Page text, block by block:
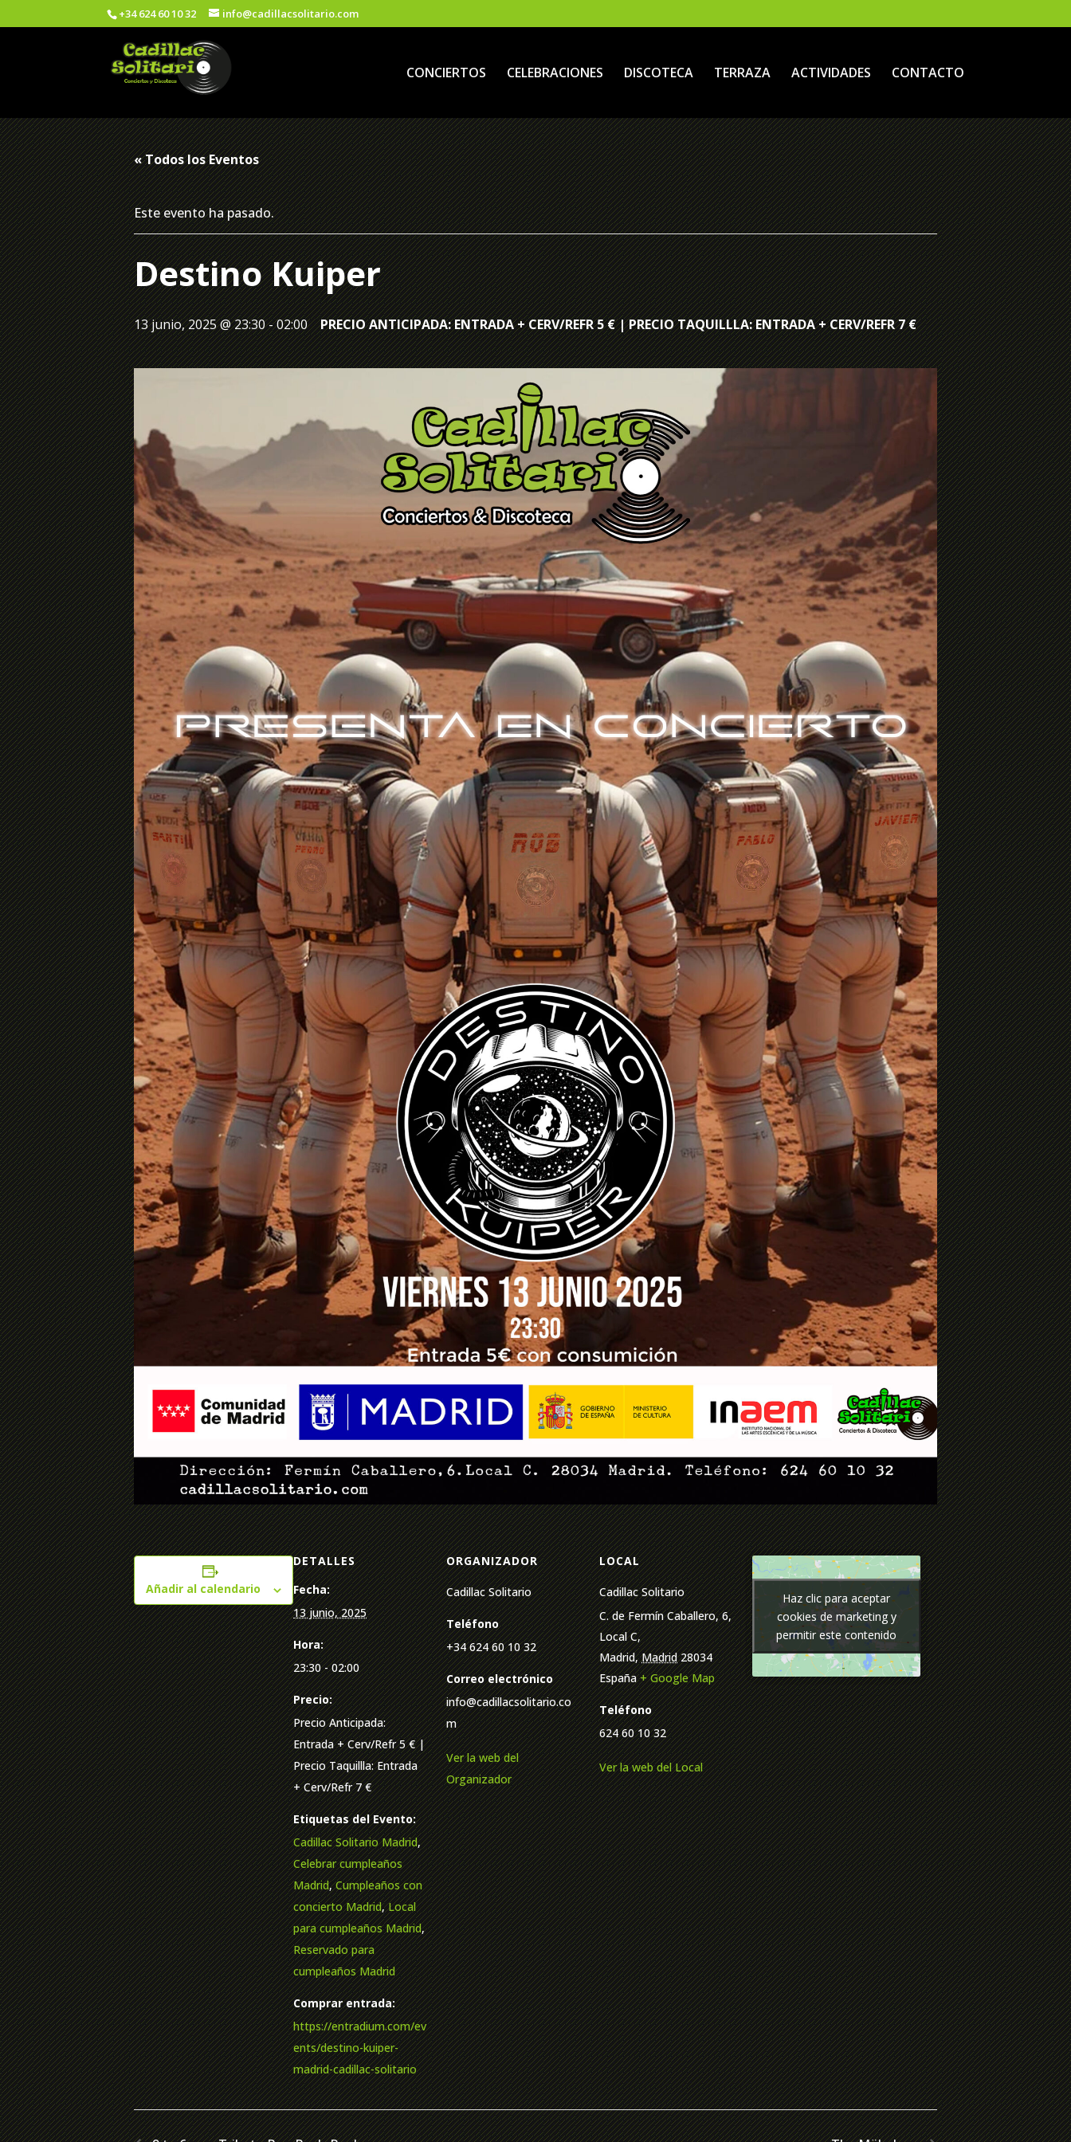
+34 624 60 10 32 info@cadillacsolitario.com
CONCIERTOS CELEBRACIONES DISCOTECA TERRAZA ACTIVIDADES CONTACTO
« Todos los Eventos
Este evento ha pasado.
Destino Kuiper
13 junio, 2025 @ 23:30-02:00 PRECIO ANTICIPADA: ENTRADA + CERV/REFR 5 € | PRECIO TAQUILLLA: ENTRADA + CERV/REFR 7 €
Añadir al calendario
DETALLES
Fecha:
13 junio, 2025
Hora:
23:30 - 02:00
Precio:
Precio Anticipada:
Entrada + Cerv/Refr 5 € |
Precio Taquillla: Entrada
+ Cerv/Refr 7 €
Etiquetas del Evento:
Cadillac Solitario Madrid,
Celebrar cumpleaños
Madrid,Cumpleaños con
concierto Madrid,Local
para cumpleaños Madrid,
Reservado para
cumpleaños Madrid
Comprar entrada:
https://entradium.com/ev
ents/destino-kuiper-
madrid-cadillac-solitario
ORGANIZADOR
Cadillac Solitario
Teléfono
+34 624 60 10 32
Correo electrónico
info@cadillacsolitario.co
m
Ver la web del
Organizador
LOCAL
Cadillac Solitario
C. de Fermín Caballero, 6,
Local C,
Madrid, Madrid 28034
España + Google Map
Teléfono
624 60 10 32
Ver la web del Local
Haz clic para aceptar
cookies de marketing y
permitir este contenido
Haz clic para aceptar
cookies de marketing y
permitir este contenido